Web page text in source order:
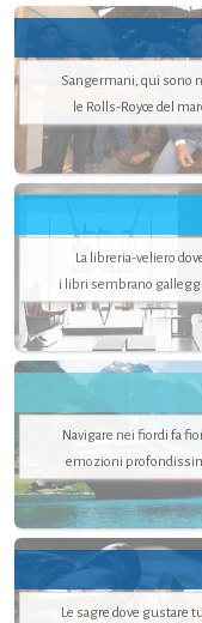
Sangermani, qui sono
le Rolls-Royce del
La libreria-veliero
i libri sembrano
Navigare nei fiordi fa
emozioni
Le sagre dove gustare